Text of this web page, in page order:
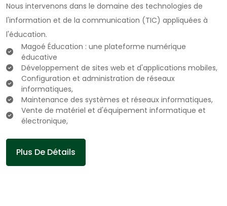
Nous intervenons dans le domaine des technologies de
l'information et de la communication (TIC) appliquées à
l'éducation.
Magoé Éducation : une plateforme numérique
éducative
Développement de sites web et d'applications mobiles,
Configuration et administration de réseaux
informatiques,
Maintenance des systèmes et réseaux informatiques,
Vente de matériel et d'équipement informatique et
électronique,
Plus De Détails